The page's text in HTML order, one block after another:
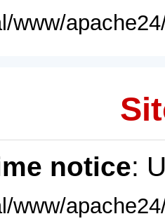
www/
notice:
www/